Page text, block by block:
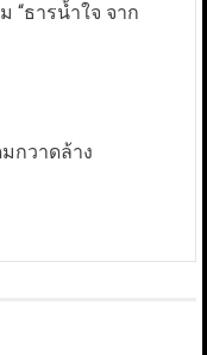
“ธารน้ำใจ จาก
กวาดล้าง